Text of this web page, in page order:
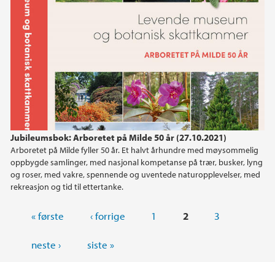
Jubileumsbok: Arboretet på Milde 50 år (27.10.2021)
Arboretet på Milde fyller 50 år. Et halvt århundre med møysommelig
oppbygde samlinger, med nasjonal kompetanse på trær, busker, lyng
og roser, med vakre, spennende og uventede naturopplevelser, med
rekreasjon og tid til ettertanke.
Sider« første ‹ forrige 1 2 3
neste › siste »